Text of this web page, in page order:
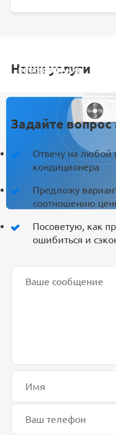
Наши услуги
УСТАНОВКА
ОБСЛУЖИВАНИЕ
Задайте
Отвечу на любой
кондиционера
Предложу
соотношению
Посоветую, как
ошибиться и